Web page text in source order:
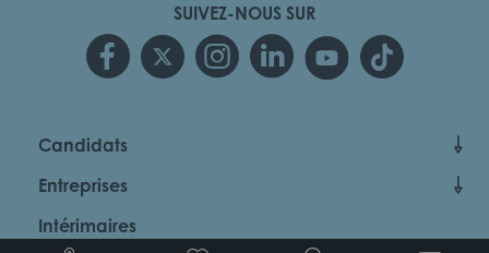
SUIVEZ-NOUS SUR
Candidats
Entreprises
Intérimaires